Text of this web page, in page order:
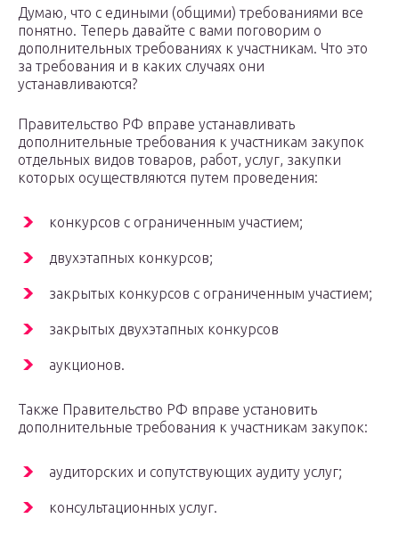
Думаю, что с едиными (общими) требованиями все
понятно. Теперь давайте с вами поговорим о
дополнительных требованиях к участникам. Что это
за требования и в каких случаях они
устанавливаются?
Правительство РФ вправе устанавливать
дополнительные требования к участникам закупок
отдельных видов товаров, работ, услуг, закупки
которых осуществляются путем проведения:
конкурсов с ограниченным участием;
двухэтапных конкурсов;
закрытых конкурсов с ограниченным участием;
закрытых двухэтапных конкурсов
аукционов.
Также Правительство РФ вправе установить
дополнительные требования к участникам закупок:
аудиторских и сопутствующих аудиту услуг;
консультационных услуг.